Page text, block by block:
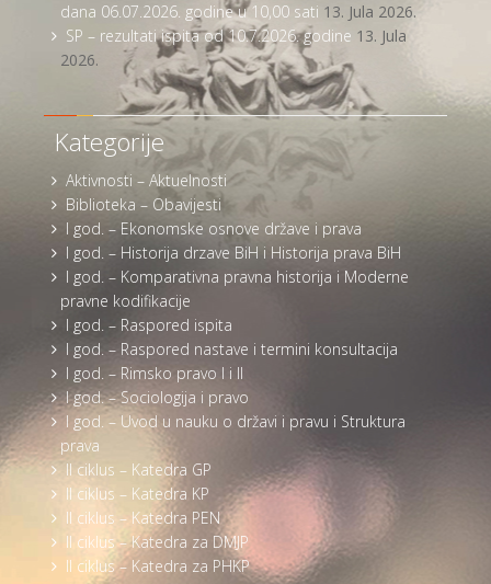
dana 06.07.2026. godine u 10,00 sati 13. Jula 2026.
SP – rezultati ispita od 10.7.2026. godine 13. Jula
2026.
Kategorije
Aktivnosti – Aktuelnosti
Biblioteka – Obavijesti
I god. – Ekonomske osnove države i prava
I god. – Historija drzave BiH i Historija prava BiH
I god. – Komparativna pravna historija i Moderne
pravne kodifikacije
I god. – Raspored ispita
I god. – Raspored nastave i termini konsultacija
I god. – Rimsko pravo I i II
I god. – Sociologija i pravo
I god. – Uvod u nauku o državi i pravu i Struktura
prava
II ciklus – Katedra GP
II ciklus – Katedra KP
II ciklus – Katedra PEN
II ciklus – Katedra za DMJP
II ciklus – Katedra za PHKP